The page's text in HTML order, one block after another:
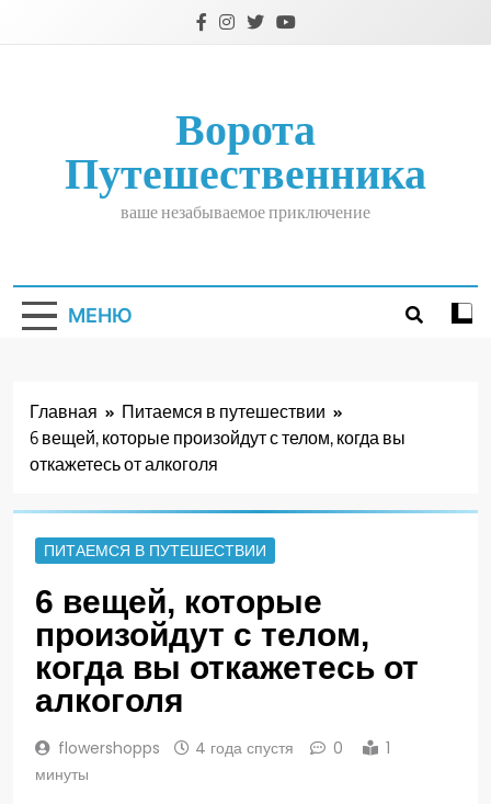
Ворота
Путешественника
ваше незабываемое приключение
МЕНЮ
Главная
Питаемся в путешествии
6 вещей, которые произойдут с телом, когда вы
откажетесь от алкоголя
ПИТАЕМСЯ В ПУТЕШЕСТВИИ
6 вещей, которые
произойдут с телом,
когда вы откажетесь от
алкоголя
flowershopps 4 года спустя 0
1
минуты